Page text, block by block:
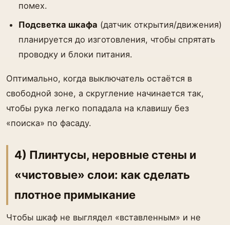
помех.
Подсветка шкафа (датчик открытия/движения)
планируется до изготовления, чтобы спрятать
проводку и блоки питания.
Оптимально, когда выключатель остаётся в
свободной зоне, а скругление начинается так,
чтобы рука легко попадала на клавишу без
«поиска» по фасаду.
4) Плинтусы, неровные стены и
«чистовые» слои: как сделать
плотное примыкание
Чтобы шкаф не выглядел «вставленным» и не